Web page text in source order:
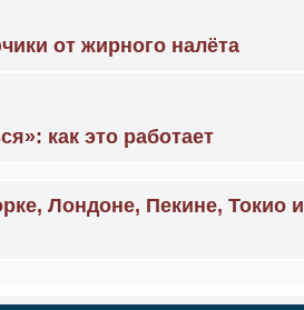
от жирного налёта
как это работает
Лондоне, Пекине, Токио и